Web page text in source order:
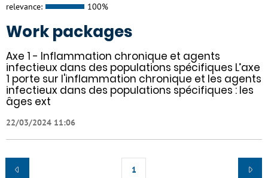
relevance: 100%
Work packages
Axe 1 - Inflammation chronique et agents
infectieux dans des populations spécifiques L’axe
1 porte sur l'inflammation chronique et les agents
infectieux dans des populations spécifiques : les
âges ext
22/03/2024 11:06
1